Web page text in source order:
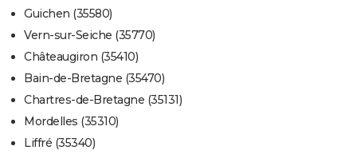
Guichen (35580)
Vern-sur-Seiche (35770)
Châteaugiron (35410)
Bain-de-Bretagne (35470)
Chartres-de-Bretagne (35131)
Mordelles (35310)
Liffré (35340)